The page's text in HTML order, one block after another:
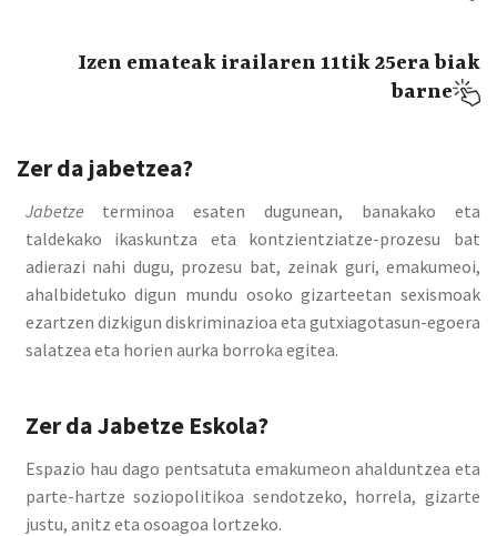
Izen emateak irailaren 11tik 25era biak
barne
Zer da jabetzea?
Jabetze
terminoa esaten dugunean, banakako eta
taldekako ikaskuntza eta kontzientziatze-prozesu bat
adierazi nahi dugu, prozesu bat, zeinak guri, emakumeoi,
ahalbidetuko digun mundu osoko gizarteetan sexismoak
ezartzen dizkigun diskriminazioa eta gutxiagotasun-egoera
salatzea eta horien aurka borroka egitea.
Zer da JabetzeEskola?
Espazio hau dago pentsatuta emakumeon ahalduntzea eta
parte-hartze soziopolitikoa sendotzeko, horrela, gizarte
justu, anitz eta osoagoa lortzeko.